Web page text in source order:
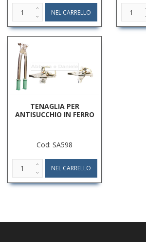
TENAGLIA PER
ANTISUCCHIO IN FERRO
Cod: SA598